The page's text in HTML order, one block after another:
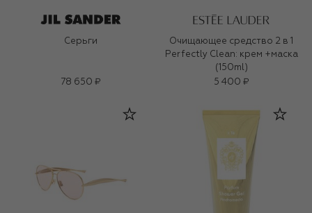
Серьги
78 650 ₽
Очищающее средство 2 в 1
Perfectly Clean: крем +маска
(150ml)
5 400 ₽